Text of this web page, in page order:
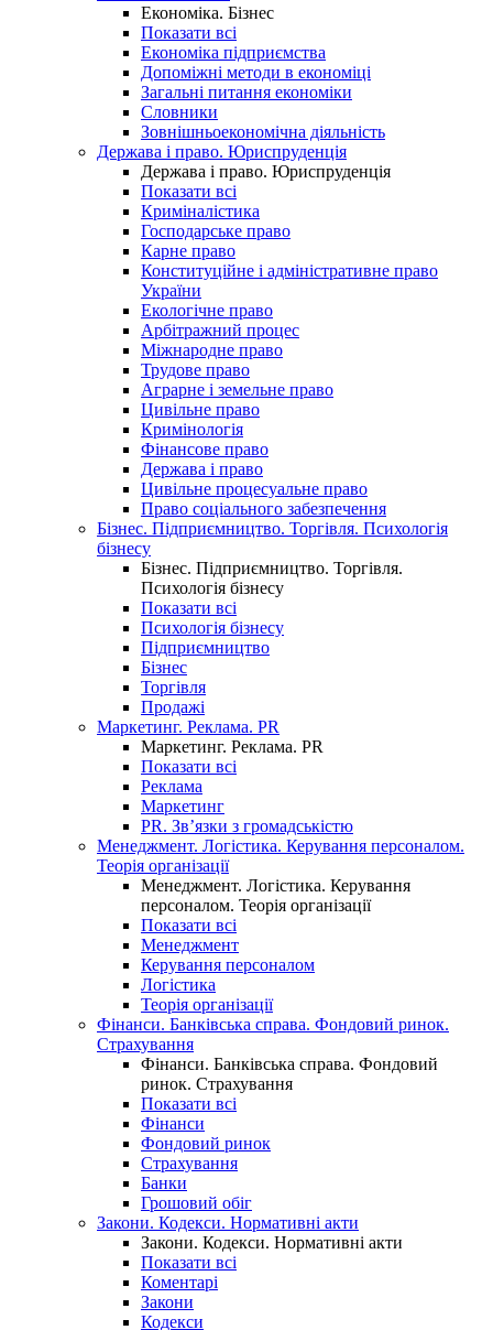
Економіка. Бізнес
Показати всі
Економіка підприємства
Допоміжні методи в економіці
Загальні питання економіки
Словники
Зовнішньоекономічна діяльність
Держава і право. Юриспруденція
Держава і право. Юриспруденція
Показати всі
Криміналістика
Господарське право
Карне право
Конституційне і адміністративне право
України
Екологічне право
Арбітражний процес
Міжнародне право
Трудове право
Аграрне і земельне право
Цивільне право
Кримінологія
Фінансове право
Держава і право
Цивільне процесуальне право
Право соціального забезпечення
Бізнес. Підприємництво. Торгівля. Психологія
бізнесу
Бізнес. Підприємництво. Торгівля.
Психологія бізнесу
Показати всі
Психологія бізнесу
Підприємництво
Бізнес
Торгівля
Продажі
Маркетинг. Реклама. PR
Маркетинг. Реклама. PR
Показати всі
Реклама
Маркетинг
PR. Зв’язки з громадськістю
Менеджмент. Логістика. Керування персоналом.
Теорія організації
Менеджмент. Логістика. Керування
персоналом. Теорія організації
Показати всі
Менеджмент
Керування персоналом
Логістика
Теорія організації
Фінанси. Банківська справа. Фондовий ринок.
Страхування
Фінанси. Банківська справа. Фондовий
ринок. Страхування
Показати всі
Фінанси
Фондовий ринок
Страхування
Банки
Грошовий обіг
Закони. Кодекси. Нормативні акти
Закони. Кодекси. Нормативні акти
Показати всі
Коментарі
Закони
Кодекси